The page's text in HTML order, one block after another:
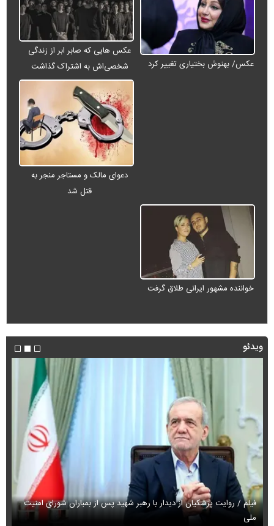
عکس/ بهنوش بختیاری تغییر کرد
عکس هایی که صابر ابر از زندگی
شخصی‌اش به اشتراک گذاشت
دعوای مالک و مستاجر منجر به
قتل شد
خواننده مشهور ایرانی طلاق گرفت
ویدئو
فیلم / روایت پزشکیان از دیدار با رهبر شهید پس از بمباران شورای امنیت
ملی